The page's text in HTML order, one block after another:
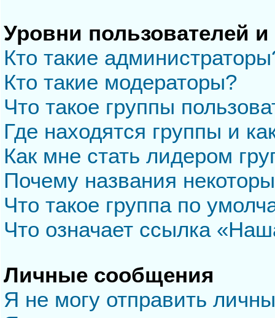
Уровни пользователей
Кто такие
Кто такие модераторы?
Что такое группы
Где находятся группы и
Как мне стать лидером
Почему названия
Что такое группа по
Что означает ссылка
Личные сообщения
Я не могу отправить